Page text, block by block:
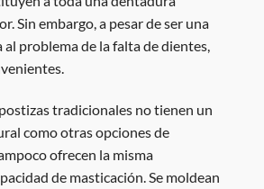
Sin embargo, a pesar de ser una
problema de la falta de dientes,
tradicionales no tienen un
como otras opciones de
ofrecen la misma
de masticación. Se moldean